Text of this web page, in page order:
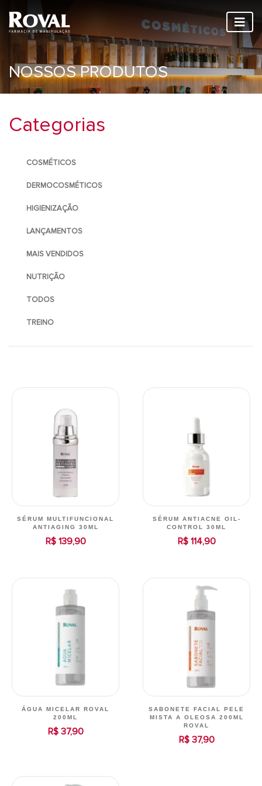
NOSSOS PRODUTOS
Categorias
COSMÉTICOS
DERMOCOSMÉTICOS
HIGIENIZAÇÃO
LANÇAMENTOS
MAIS VENDIDOS
NUTRIÇÃO
TODOS
TREINO
SÉRUM MULTIFUNCIONAL
ANTIAGING 30ML
R$ 139,90
SÉRUM ANTIACNE OIL-
CONTROL 30ML
R$ 114,90
ÁGUA MICELAR ROVAL
200ML
R$ 37,90
SABONETE FACIAL PELE
MISTA A OLEOSA 200ML
ROVAL
R$ 37,90